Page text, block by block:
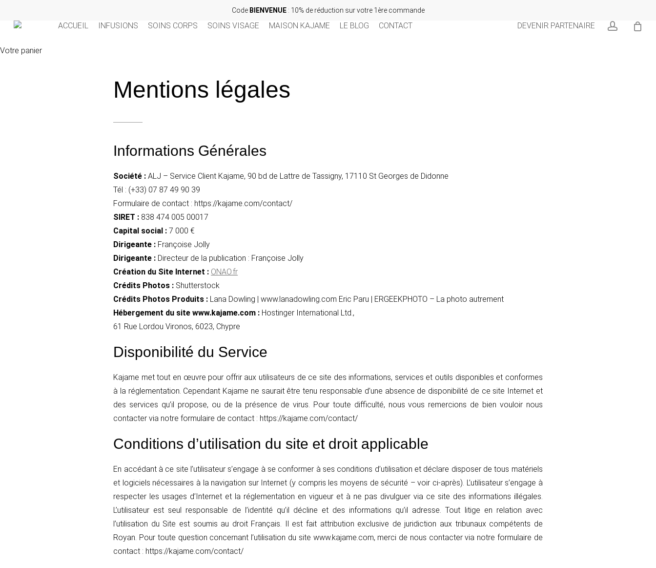
content
Code BIENVENUE: 10% de réduction sur votre 1ère commande
ACCUEIL INFUSIONS SOINS CORPS SOINS VISAGE MAISON KAJAME LE BLOG CONTACT DEVENIR PARTENAIRE account
Votre panierClose
Mentions légales
Informations Générales
Société : ALJ – Service Client Kajame, 90 bd de Lattre de Tassigny, 17110 St Georges de Didonne
Tél : (+33) 07 87 49 90 39
Formulaire de contact : https://kajame.com/contact/
SIRET : 838 474 005 00017
Capital social :7 000 €
Dirigeante : Françoise Jolly
Dirigeante : Directeur de la publication : Françoise Jolly
Création du Site Internet : ONAO.fr
Crédits Photos : Shutterstock
Crédits Photos Produits : Lana Dowling | www.lanadowling.com Eric Paru | ERGEEKPHOTO – La photo autrement
Hébergement du site www.kajame.com : Hostinger International Ltd.,
61 Rue Lordou Vironos, 6023, Chypre
Disponibilité du Service
Kajame met tout en œuvre pour offrir aux utilisateurs de ce site des informations, services et outils disponibles et conformes
à la réglementation. Cependant Kajame ne saurait être tenu responsable d’une absence de disponibilité de ce site Internet et
des services qu’il propose, ou de la présence de virus. Pour toute difficulté, nous vous remercions de bien vouloir nous
contacter via notre formulaire de contact : https://kajame.com/contact/
Conditions d’utilisation du site et droit applicable
En accédant à ce site l’utilisateur s’engage à se conformer à ses conditions d’utilisation et déclare disposer de tous matériels
et logiciels nécessaires à la navigation sur Internet (y compris les moyens de sécurité – voir ci-après). L’utilisateur s’engage à
respecter les usages d’Internet et la réglementation en vigueur et à ne pas divulguer via ce site des informations illégales.
L’utilisateur est seul responsable de l’identité qu’il décline et des informations qu’il adresse. Tout litige en relation avec
l’utilisation du Site est soumis au droit Français. Il est fait attribution exclusive de juridiction aux tribunaux compétents de
Royan. Pour toute question concernant l’utilisation du site www.kajame.com, merci de nous contacter via notre formulaire de
contact : https://kajame.com/contact/